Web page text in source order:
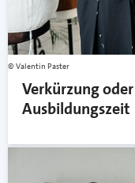
Valentin Paster
Verkürzung
Ausbildungszeit